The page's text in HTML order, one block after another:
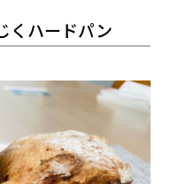
くハードパン